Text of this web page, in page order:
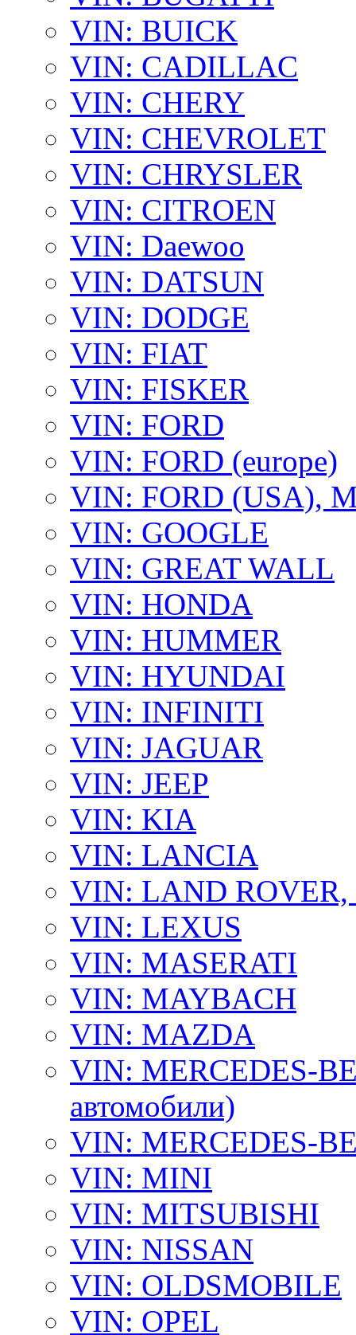
VIN: BUICK
VIN: CADILLAC
VIN: CHERY
VIN: CHEVROLET
VIN: CHRYSLER
VIN: CITROEN
VIN: Daewoo
VIN: DATSUN
VIN: DODGE
VIN: FIAT
VIN: FISKER
VIN: FORD
VIN: FORD (europe)
VIN: FORD (USA),
VIN: GOOGLE
VIN: GREAT WALL
VIN: HONDA
VIN: HUMMER
VIN: HYUNDAI
VIN: INFINITI
VIN: JAGUAR
VIN: JEEP
VIN: KIA
VIN: LANCIA
VIN: LAND ROVER,
VIN: LEXUS
VIN: MASERATI
VIN: MAYBACH
VIN: MAZDA
VIN: MERCEDES-
автомобили)
VIN: MERCEDES-
VIN: MINI
VIN: MITSUBISHI
VIN: NISSAN
VIN: OLDSMOBILE
VIN: OPEL